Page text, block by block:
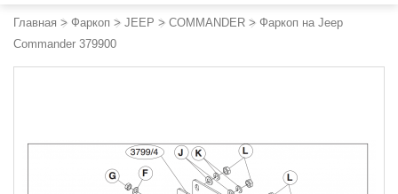
Главная > Фаркоп > JEEP > COMMANDER > Фаркоп на Jeep
Commander 379900